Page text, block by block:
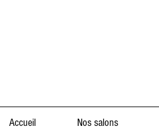
Accueil Nos salons